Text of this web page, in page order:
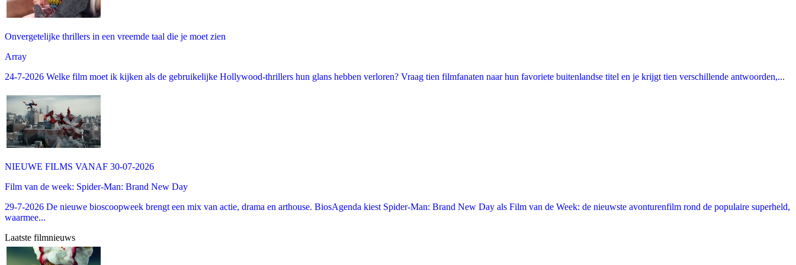
Onvergetelijke thrillers in een vreemde taal die je moet zien
Array
24-7-2026 Welke film moet ik kijken als de gebruikelijke Hollywood-thrillers hun glans hebben verloren? Vraag tien filmfanaten naar hun favoriete buitenlandse titel en je krijgt tien verschillende antwoorden,...
NIEUWE FILMS VANAF 30-07-2026
Film van de week: Spider-Man: Brand New Day
29-7-2026 De nieuwe bioscoopweek brengt een mix van actie, drama en arthouse. BiosAgenda kiest Spider-Man: Brand New Day als Film van de Week: de nieuwste avonturenfilm rond de populaire superheld,
waarmee...
Laatste filmnieuws